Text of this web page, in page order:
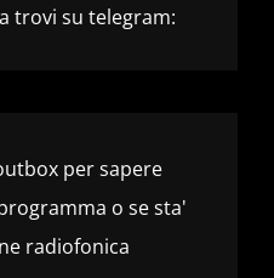
trovi su telegram:
per sapere
o se sta'
radiofonica